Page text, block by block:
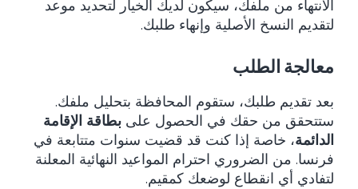
الانتهاء من ملفك، سيكون لديك الخيار لتحديد موعد
لتقديم النسخ الأصلية وإنهاء طلبك.
معالجة الطلب
بعد تقديم طلبك، ستقوم المحافظة بتحليل ملفك.
ستتحقق من حقك في الحصول على بطاقة الإقامة
الدائمة، خاصة إذا كنت قد قضيت سنوات متتابعة في
فرنسا. من الضروري احترام المواعيد النهائية المعلنة
لتفادي أي انقطاع لوضعك كمقيم.